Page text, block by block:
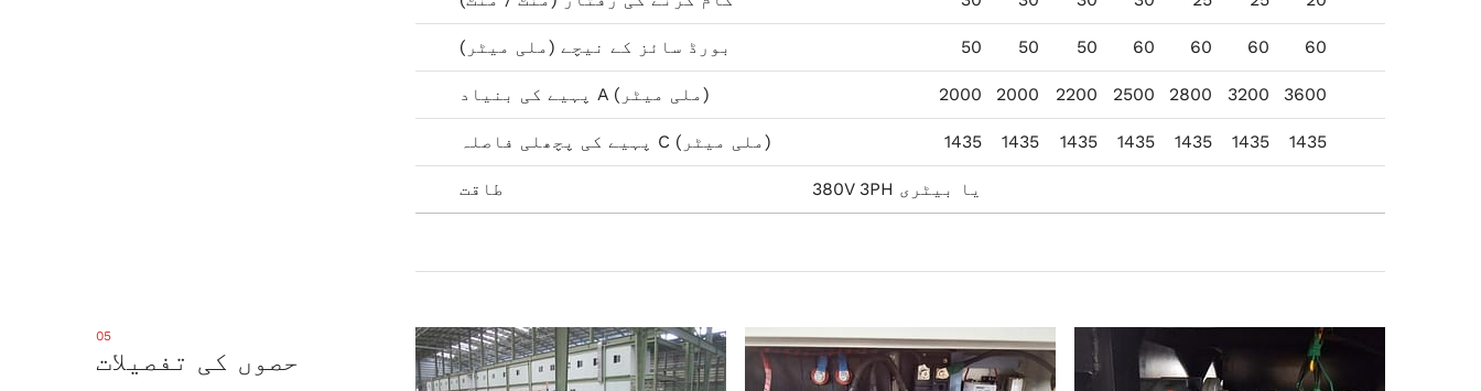
بورڈ سائز کے نیچے (ملی میٹر) 50 50 50 60 60 60 60
پہیے کی بنیاد A (ملی میٹر) 2000 2000 2200 2500 2800 3200 3600
پہیے کی پچھلی فاصلہ C (ملی میٹر) 1435 1435 1435 1435 1435 1435 1435
طاقت 380V 3PH یا بیٹری
05
حصوں کی تفصیلات